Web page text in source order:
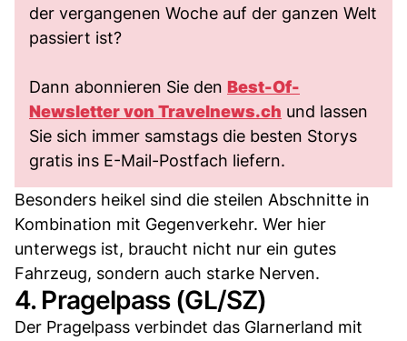
der vergangenen Woche auf der ganzen Welt
passiert ist?
Dann abonnieren Sie den Best-Of-
Newsletter von Travelnews.ch und lassen
Sie sich immer samstags die besten Storys
gratis ins E-Mail-Postfach liefern.
Besonders heikel sind die steilen Abschnitte in
Kombination mit Gegenverkehr. Wer hier
unterwegs ist, braucht nicht nur ein gutes
Fahrzeug, sondern auch starke Nerven.
4. Pragelpass (GL/SZ)
Der Pragelpass verbindet das Glarnerland mit